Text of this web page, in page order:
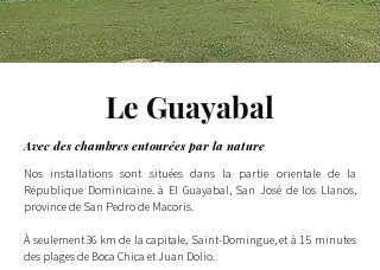
Le Guayabal
Avec des chambres entourées par la nature
Nos installations sont situées dans la partie orientale de la
République Dominicaine. à El Guayabal, San José de los Llanos,
province de San Pedro de Macoris.
À seulement 36 km de la capitale, Saint-Domingue, et à 15 minutes
des plages de Boca Chica et Juan Dolio.